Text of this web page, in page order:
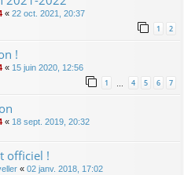
« 22 oct. 2021, 20:37
1 2
!
« 15 juin 2020, 12:56
1 … 4 5 6 7
« 18 sept. 2019, 20:32
officiel !
« 02 janv. 2018, 17:02